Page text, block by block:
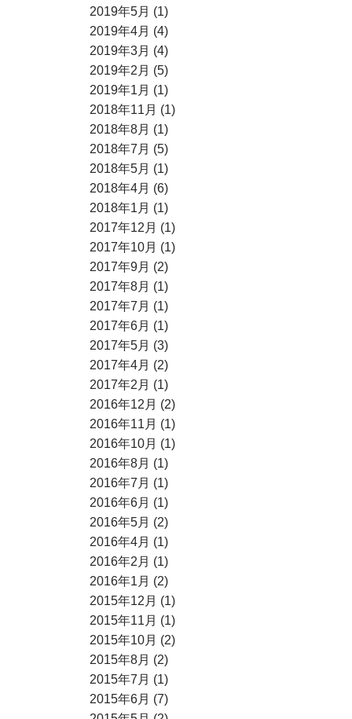
2019年5月 (1)
2019年4月 (4)
2019年3月 (4)
2019年2月 (5)
2019年1月 (1)
2018年11月 (1)
2018年8月 (1)
2018年7月 (5)
2018年5月 (1)
2018年4月 (6)
2018年1月 (1)
2017年12月 (1)
2017年10月 (1)
2017年9月 (2)
2017年8月 (1)
2017年7月 (1)
2017年6月 (1)
2017年5月 (3)
2017年4月 (2)
2017年2月 (1)
2016年12月 (2)
2016年11月 (1)
2016年10月 (1)
2016年8月 (1)
2016年7月 (1)
2016年6月 (1)
2016年5月 (2)
2016年4月 (1)
2016年2月 (1)
2016年1月 (2)
2015年12月 (1)
2015年11月 (1)
2015年10月 (2)
2015年8月 (2)
2015年7月 (1)
2015年6月 (7)